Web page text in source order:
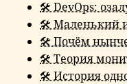
🛠 DevOps:
🛠 Маленький
🛠 Почём нынче
🛠 Теория
🛠 История